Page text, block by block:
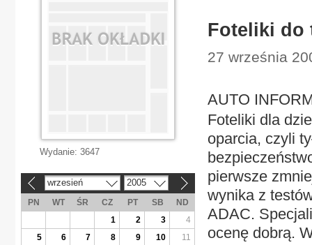
Foteliki do
27 września
AUTO
Foteliki dla
oparcia, czyli
pierwsze
wynika z
ADAC.
ocenę dobrą.
Wydanie: 3647
wrzesień 2005
PN WT ŚR CZ PT SB
ND
1
2 3
4
5
6 7 8 9 10
11